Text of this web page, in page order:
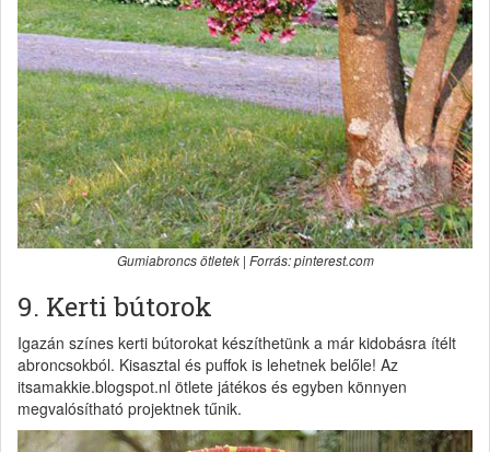
Gumiabroncs ötletek | Forrás: pinterest.com
9. Kerti bútorok
Igazán színes kerti bútorokat készíthetünk a már kidobásra ítélt
abroncsokból. Kisasztal és puffok is lehetnek belőle! Az
itsamakkie.blogspot.nl ötlete játékos és egyben könnyen
megvalósítható projektnek tűnik.